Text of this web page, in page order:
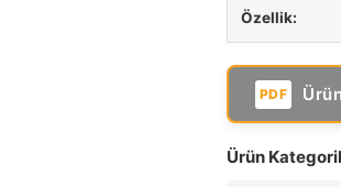
Özellik:
PDF
Ürün